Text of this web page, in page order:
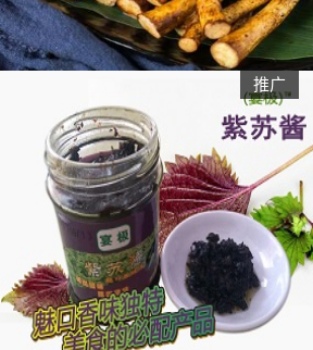
关于中秋节购买月饼的消费提示
关于夏季食品安全消费提示
推广